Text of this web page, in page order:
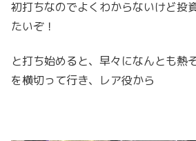
初打ちなのでよくわからないけど投
たいぞ！
と打ち始めると、早々になんとも熱
を横切って行き、レア役から